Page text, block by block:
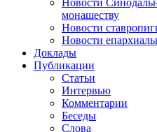
Новости
монашеству
Новости
Новости
Доклады
Публикации
Статьи
Интервью
Комментарии
Беседы
Слова